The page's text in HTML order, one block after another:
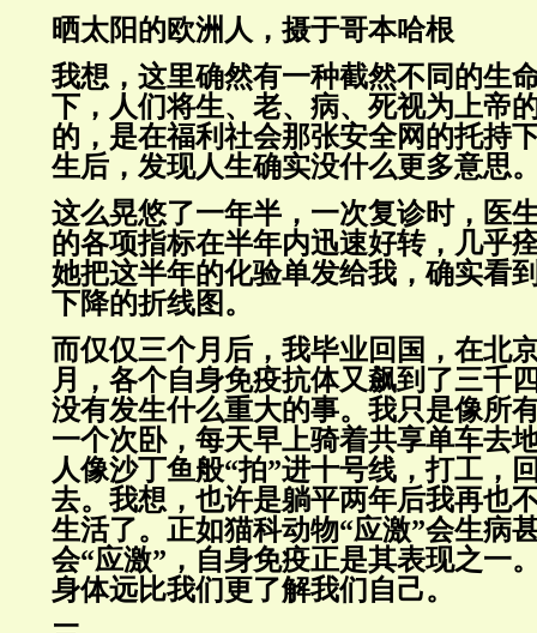
晒太阳的欧洲人，摄于哥本哈根
我想，这里确然有一种截然不同的生
下，人们将生、老、病、死视为上帝
的，是在福利社会那张安全网的托持
生后，发现人生确实没什么更多意思
这么晃悠了一年半，一次复诊时，医
的各项指标在半年内迅速好转，几乎
她把这半年的化验单发给我，确实看
下降的折线图。
而仅仅三个月后，我毕业回国，在北
月，各个自身免疫抗体又飙到了三千
没有发生什么重大的事。我只是像所
一个次卧，每天早上骑着共享单车去
人像沙丁鱼般“拍”进十号线，打工，
去。我想，也许是躺平两年后我再也
生活了。正如猫科动物“应激”会生病
会“应激”，自身免疫正是其表现之一
身体远比我们更了解我们自己。